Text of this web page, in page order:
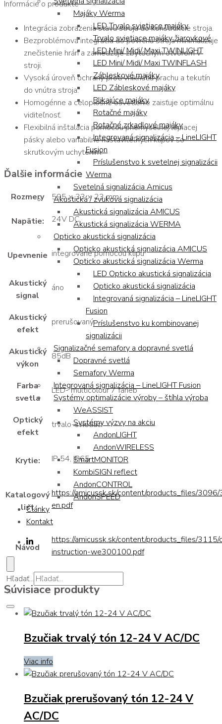
Majáky Werma
LED Trvalo svietiace majáky
Trvalo svietiace majáky žiarovkové
LED Mini/ Midi/ Maxi TWINLIGHT
LED Mini/ Midi/ Maxi TWINFLASH
Zábleskové majáky
LED Zábleskové majáky
Blikajúce majáky
Rotačné majáky
Rotačné zrkadlové majáky
Integrovaná signalizácia – LineLIGHT
Fusion
Príslušenstvo k svetelnej signalizácii
Werma
Svetelná signalizácia Amicus
Akustická / zvuková signalizácia
Akustická signalizácia AMICUS
Akustická signalizácia WERMA
Opticko akustická signalizácia
Opticko akustická signalizácia AMICUS
Opticko akustická signalizácia Werma
LED Opticko akustická signalizácia
Opticko akustická signalizácia
Integrovaná signalizácia – LineLIGHT
Fusion
Príslušenstvo ku kombinovanej
signalizácii
Signalizačné semafory a dopravné svetlá
Dopravné svetlá
Semafory Werma
Integrovaná signalizácia – LineLIGHT Fusion
Systémy optimalizácie výroby – štíhla výroba
WeASSIST
Systémy výzvy na akciu
AndonLIGHT
AndonWIRELESS
SmartMONITOR
KombiSIGN reflect
AndonCONTROL
AndonSPEED
Články
Kontakt
Hľadať...
×
Informácie o produkte
Integrácia zobrazenia stavu stroja do konštrukcie stroja.
Bezproblémová integrácia do povrchu stroja minimalizuje
znečistenie hrán a zamedzuje zbytočným otvorom v
stroji.
Vysoká úroveň ochrany proti vniknutiu prachu a tekutín
do vnútra stroja.
Homogénne a celoplošné osvetlenie zaisťuje optimálnu
viditeľnosť.
Flexibilná inštalácia pomocou priemyselnej lepiacej
pásky alebo variabilne nastaviteľných klipov so
skrutkovým uchytením.
Ďalšie informácie
Rozmery 595 × 33 × 23 mm
Napätie: 24V DC
Upevnenie integrované pomocou klipu
Akustický
signal
áno
Akustický
efekt
prerušovaný
Akustický
výkon
85dB
Farba
svetla
LED- multicolour 7 farieb
Optický
efekt
trvalo-svietiaci
Krytie: IP 54, IP65
Katalogový
list
https://amicussk.sk/content/products_files/
en.pdf
Návod
https://amicussk.sk/content/products_files/
instruction-we300100.pdf
Súvisiace produkty
Bzučiak trvalý tón 12-24 V AC/DC
Viac info
Bzučiak prerušovaný tón 12-24 V
AC/DC